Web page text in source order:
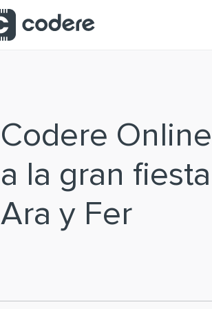
Codere
a la gran
Ara y Fer